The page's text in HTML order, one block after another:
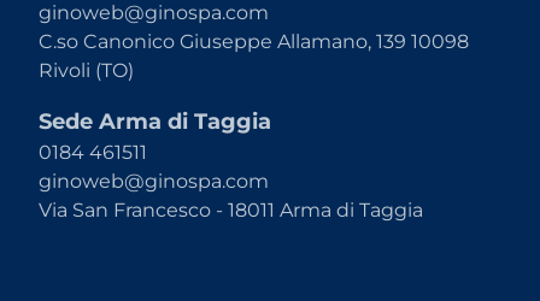
ginoweb@ginospa.com
C.so Canonico Giuseppe Allamano, 139 10098
Rivoli (TO)
Sede Arma di Taggia
0184 461511
ginoweb@ginospa.com
Via San Francesco - 18011 Arma di Taggia